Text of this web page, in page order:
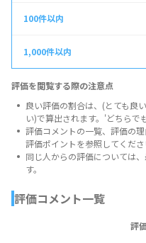
評価を閲覧する際の注意点
良い評価の割合は、(とても良
い)で算出されます。'どちらで
評価コメントの一覧、評価の
評価ポイントを参照してくださ
同じ人からの評価については
す。
評価コメント一覧
評